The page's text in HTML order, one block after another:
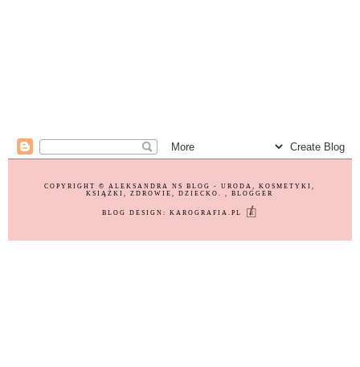
COPYRIGHT ©ALEKSANDRA NS BLOG - URODA, KOSMETYKI,
KSIĄŻKI, ZDROWIE, DZIECKO., BLOGGER
BLOG DESIGN:KAROGRAFIA.PL